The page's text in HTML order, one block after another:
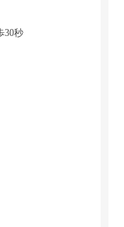
30秒